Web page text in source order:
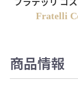
Fratelli
商品情報